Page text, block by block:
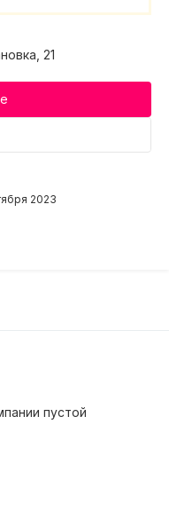
21
2023
пустой